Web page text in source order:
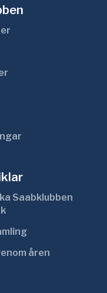
Saabklubben
åren